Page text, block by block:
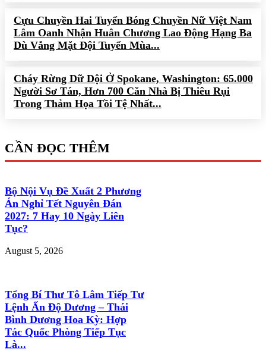
Cựu Chuyền Hai Tuyển Bóng Chuyền Nữ Việt Nam
Lâm Oanh Nhận Huân Chương Lao Động Hạng Ba
Dù Vắng Mặt Đội Tuyển Mùa...
Cháy Rừng Dữ Dội Ở Spokane, Washington: 65.000
Người Sơ Tán, Hơn 700 Căn Nhà Bị Thiêu Rụi
Trong Thảm Họa Tồi Tệ Nhất...
CẦN ĐỌC THÊM
Bộ Nội Vụ Đề Xuất 2 Phương
Án Nghỉ Tết Nguyên Đán
2027: 7 Hay 10 Ngày Liên
Tục?
August 5, 2026
Tổng Bí Thư Tô Lâm Tiếp Tư
Lệnh Ấn Độ Dương – Thái
Bình Dương Hoa Kỳ: Hợp
Tác Quốc Phòng Tiếp Tục
Là...